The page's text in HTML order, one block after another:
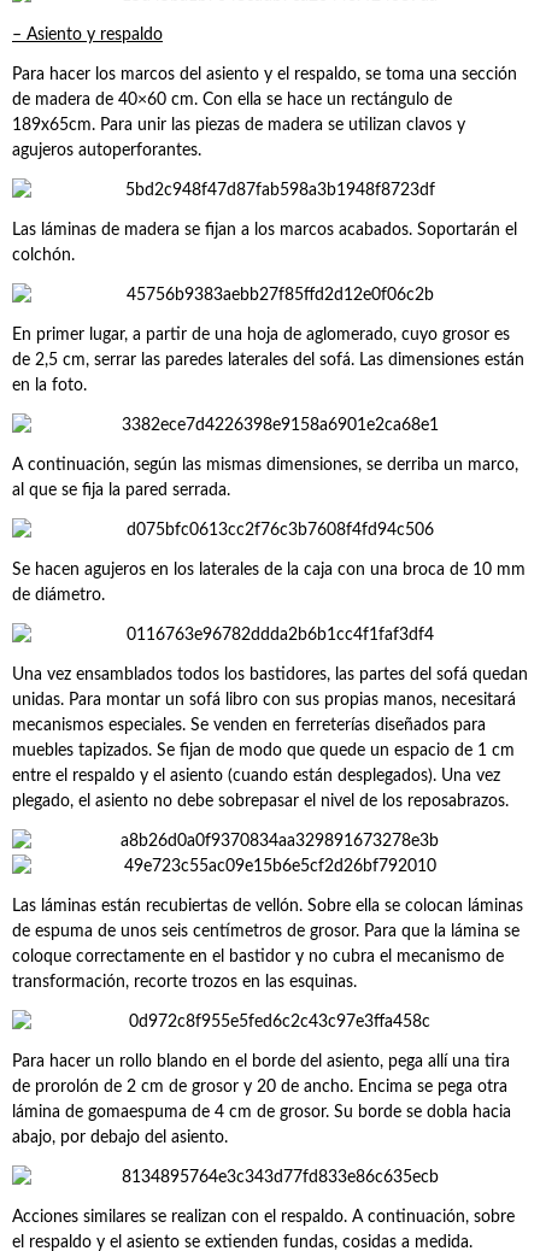
– Asiento y respaldo
Para hacer los marcos del asiento y el respaldo, se toma una sección
de madera de 40×60 cm. Con ella se hace un rectángulo de
189x65cm. Para unir las piezas de madera se utilizan clavos y
agujeros autoperforantes.
Las láminas de madera se fijan a los marcos acabados. Soportarán el
colchón.
En primer lugar, a partir de una hoja de aglomerado, cuyo grosor es
de 2,5 cm, serrar las paredes laterales del sofá. Las dimensiones están
en la foto.
A continuación, según las mismas dimensiones, se derriba un marco,
al que se fija la pared serrada.
Se hacen agujeros en los laterales de la caja con una broca de 10 mm
de diámetro.
Una vez ensamblados todos los bastidores, las partes del sofá quedan
unidas. Para montar un sofá libro con sus propias manos, necesitará
mecanismos especiales. Se venden en ferreterías diseñados para
muebles tapizados. Se fijan de modo que quede un espacio de 1 cm
entre el respaldo y el asiento (cuando están desplegados). Una vez
plegado, el asiento no debe sobrepasar el nivel de los reposabrazos.
Las láminas están recubiertas de vellón. Sobre ella se colocan láminas
de espuma de unos seis centímetros de grosor. Para que la lámina se
coloque correctamente en el bastidor y no cubra el mecanismo de
transformación, recorte trozos en las esquinas.
Para hacer un rollo blando en el borde del asiento, pega allí una tira
de prorolón de 2 cm de grosor y 20 de ancho. Encima se pega otra
lámina de gomaespuma de 4 cm de grosor. Su borde se dobla hacia
abajo, por debajo del asiento.
Acciones similares se realizan con el respaldo. A continuación, sobre
el respaldo y el asiento se extienden fundas, cosidas a medida.